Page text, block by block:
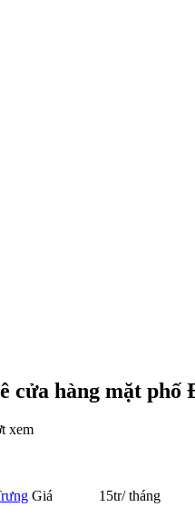
cửa hàng mặt
xem
Giá
15tr/ tháng